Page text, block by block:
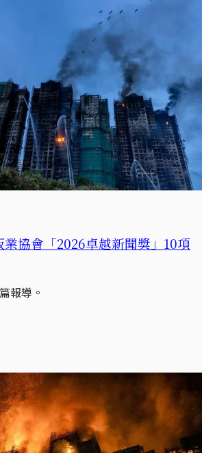
協會「2026卓越新聞獎」10項
報導。